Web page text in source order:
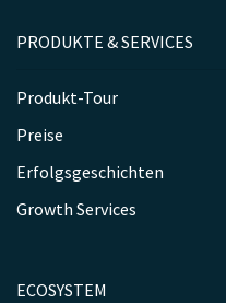
PRODUKTE & SERVICES
Produkt-Tour
Preise
Erfolgsgeschichten
Growth Services
ECOSYSTEM